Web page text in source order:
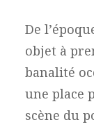
De
objet à
banalité
une place
scène du